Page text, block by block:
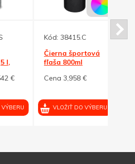
Kód:38415.C
Čierna športová
fľaša 800ml
Cena 3,958 €
VLOŽIŤ DO VÝBERU
Kód: